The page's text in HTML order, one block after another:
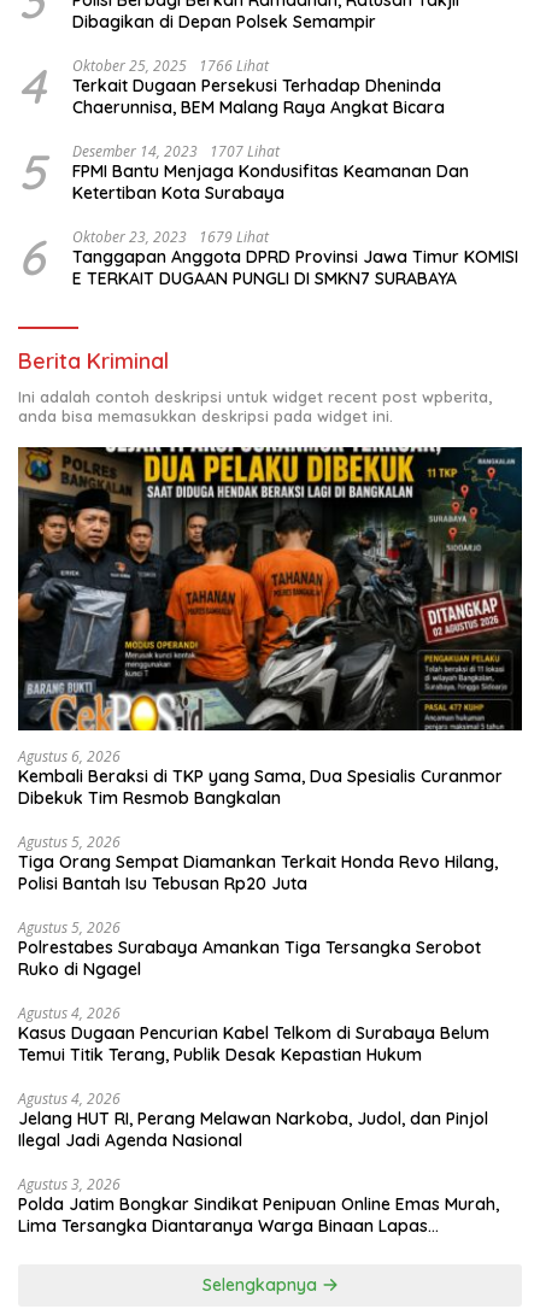
Dibagikan di Depan Polsek Semampir
4 Oktober 25, 2025 1766 Lihat
Terkait Dugaan Persekusi Terhadap Dheninda
Chaerunnisa, BEM Malang Raya Angkat Bicara
5 Desember 14, 2023 1707 Lihat
FPMI Bantu Menjaga Kondusifitas Keamanan Dan
Ketertiban Kota Surabaya
6 Oktober 23, 2023 1679 Lihat
Tanggapan Anggota DPRD Provinsi Jawa Timur KOMISI
E TERKAIT DUGAAN PUNGLI DI SMKN7 SURABAYA
Berita Kriminal
Ini adalah contoh deskripsi untuk widget recent post wpberita,
anda bisa memasukkan deskripsi pada widget ini.
Agustus 6, 2026
Kembali Beraksi di TKP yang Sama, Dua Spesialis Curanmor
Dibekuk Tim Resmob Bangkalan
Agustus 5, 2026
Tiga Orang Sempat Diamankan Terkait Honda Revo Hilang,
Polisi Bantah Isu Tebusan Rp20 Juta
Agustus 5, 2026
Polrestabes Surabaya Amankan Tiga Tersangka Serobot
Ruko di Ngagel
Agustus 4, 2026
Kasus Dugaan Pencurian Kabel Telkom di Surabaya Belum
Temui Titik Terang, Publik Desak Kepastian Hukum
Agustus 4, 2026
Jelang HUT RI, Perang Melawan Narkoba, Judol, dan Pinjol
Ilegal Jadi Agenda Nasional
Agustus 3, 2026
Polda Jatim Bongkar Sindikat Penipuan Online Emas Murah,
Lima Tersangka Diantaranya Warga Binaan Lapas
Selengkapnya